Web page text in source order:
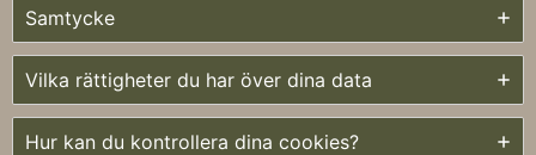
Samtycke
Vilka rättigheter du har över dina data
Hur kan du kontrollera dina cookies?